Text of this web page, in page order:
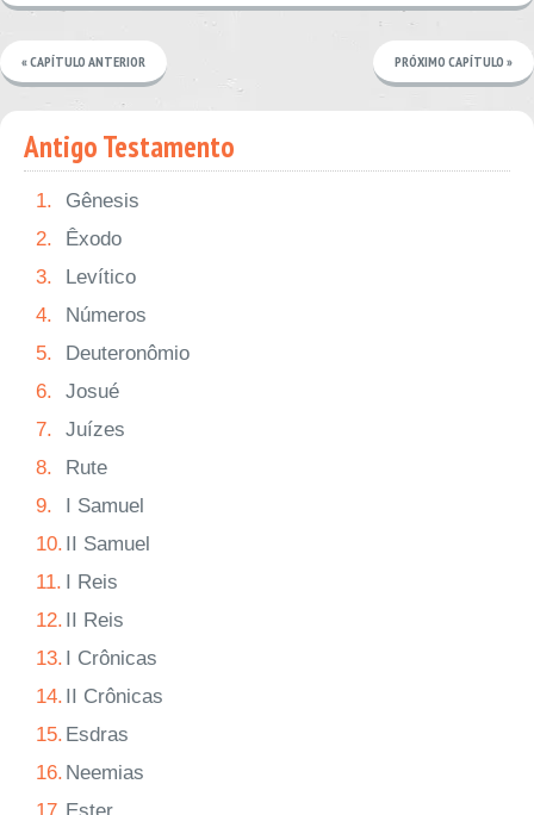
« CAPÍTULO ANTERIOR PRÓXIMO CAPÍTULO »
Antigo Testamento
1.
Gênesis
2.
Êxodo
3.
Levítico
4.
Números
5.
Deuteronômio
6.
Josué
7.
Juízes
8.
Rute
9.
I Samuel
10. II Samuel
11. I Reis
12. II Reis
13. I Crônicas
14. II Crônicas
15. Esdras
16. Neemias